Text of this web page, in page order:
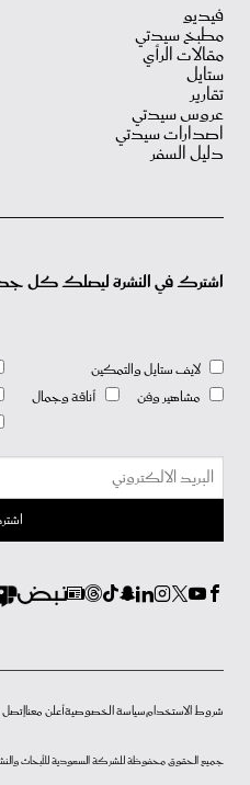
فيديو
مطبخ سيدتي
مقالات الرأي
ستايل
تقارير
عروس سيدتي
اصدارات سيدتي
دليل السفر
اشترك في النشرة ليصلك كل
لايف ستايل والتمكين
مشاهير وفن
أناقة وجمال
شروط الاستخدامسياسة الخصوصيةأعلن معناإتصل
جميع الحقوق محفوظة للشركة السعودية للأبحاث